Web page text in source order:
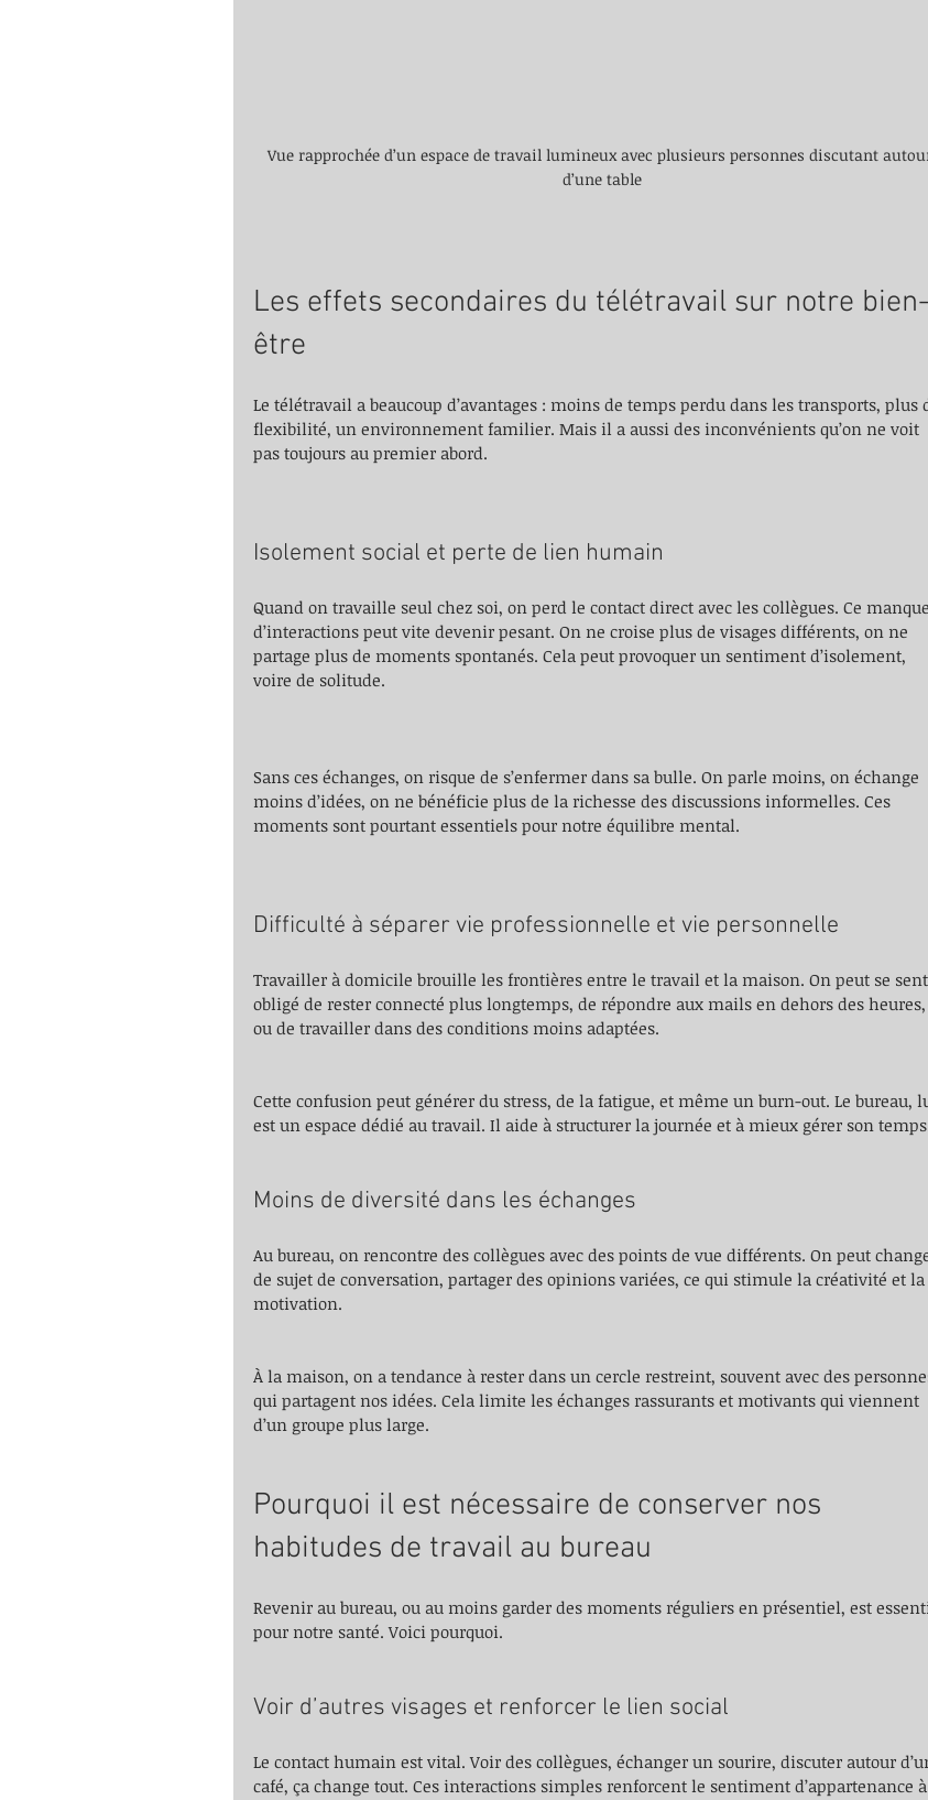
Vue rapprochée d’un espace de travail lumineux avec plusieurs personnes discutant
d’une table
Les effets secondaires du télétravail sur notre bien-
être
Le télétravail a beaucoup d’avantages : moins de temps perdu dans les transports, plus
flexibilité, un environnement familier. Mais il a aussi des inconvénients qu’on ne voit
pas toujours au premier abord.
Isolement social et perte de lien humain
Quand on travaille seul chez soi, on perd le contact direct avec les collègues. Ce manque
d’interactions peut vite devenir pesant. On ne croise plus de visages différents, on ne
partage plus de moments spontanés. Cela peut provoquer un sentiment d’isolement,
voire de solitude.
Sans ces échanges, on risque de s’enfermer dans sa bulle. On parle moins, on échange
moins d’idées, on ne bénéficie plus de la richesse des discussions informelles. Ces
moments sont pourtant essentiels pour notre équilibre mental.
Difficulté à séparer vie professionnelle et vie personnelle
Travailler à domicile brouille les frontières entre le travail et la maison. On peut se
obligé de rester connecté plus longtemps, de répondre aux mails en dehors des heures,
ou de travailler dans des conditions moins adaptées.
Cette confusion peut générer du stress, de la fatigue, et même un burn-out. Le bureau,
est un espace dédié au travail. Il aide à structurer la journée et à mieux gérer son
Moins de diversité dans les échanges
Au bureau, on rencontre des collègues avec des points de vue différents. On peut
de sujet de conversation, partager des opinions variées, ce qui stimule la créativité et la
motivation.
À la maison, on a tendance à rester dans un cercle restreint, souvent avec des
qui partagent nos idées. Cela limite les échanges rassurants et motivants qui viennent
d’un groupe plus large.
Pourquoi il est nécessaire de conserver nos
habitudes de travail au bureau
Revenir au bureau, ou au moins garder des moments réguliers en présentiel, est
pour notre santé. Voici pourquoi.
Voir d’autres visages et renforcer le lien social
Le contact humain est vital. Voir des collègues, échanger un sourire, discuter autour
café, ça change tout. Ces interactions simples renforcent le sentiment d’appartenance à